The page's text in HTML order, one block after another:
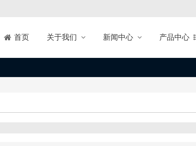
首页 关于我们 新闻中心 产品中心